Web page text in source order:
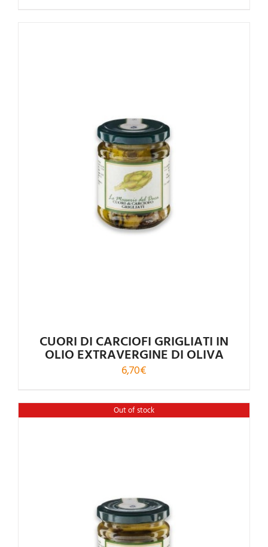
CUORI DI CARCIOFI GRIGLIATI IN
OLIO EXTRAVERGINE DI OLIVA
6,70€
Out of stock